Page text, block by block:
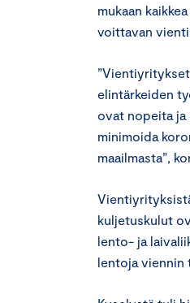
mukaan
voittavan
elintärkeiden
ovat nopeita ja
minimoida
maailmasta”,
kuljetuskulut
lento- ja
lentoja viennin